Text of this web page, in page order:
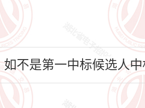
如不是第一中标候选人